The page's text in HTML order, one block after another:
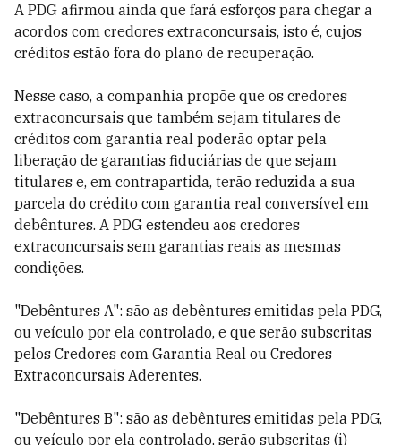
A PDG afirmou ainda que fará esforços para chegar a
acordos com credores extraconcursais, isto é, cujos
créditos estão fora do plano de recuperação.
Nesse caso, a companhia propõe que os credores
extraconcursais que também sejam titulares de
créditos com garantia real poderão optar pela
liberação de garantias fiduciárias de que sejam
titulares e, em contrapartida, terão reduzida a sua
parcela do crédito com garantia real conversível em
debêntures. A PDG estendeu aos credores
extraconcursais sem garantias reais as mesmas
condições.
"Debêntures A": são as debêntures emitidas pela PDG,
ou veículo por ela controlado, e que serão subscritas
pelos Credores com Garantia Real ou Credores
Extraconcursais Aderentes.
"Debêntures B": são as debêntures emitidas pela PDG,
ou veículo por ela controlado, serão subscritas (i)